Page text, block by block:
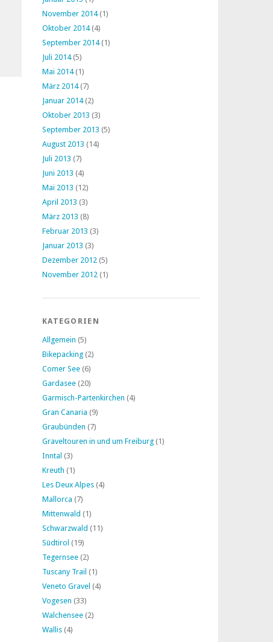
November 2014(1)
Oktober 2014(4)
September 2014(1)
Juli 2014(5)
Mai 2014(1)
März 2014(7)
Januar 2014(2)
Oktober 2013 (3)
September 2013 (5)
August 2013 (14)
Juli 2013 (7)
Juni 2013 (4)
Mai 2013 (12)
April 2013 (3)
März 2013 (8)
Februar 2013 (3)
Januar 2013 (3)
Dezember 2012 (5)
November 2012 (1)
KATEGORIEN
Allgemein (5)
Bikepacking (2)
Comer See (6)
Gardasee (20)
Garmisch-Partenkirchen (4)
Gran Canaria (9)
Graubünden (7)
Graveltouren in und um Freiburg (1)
Inntal (3)
Kreuth (1)
Les Deux Alpes (4)
Mallorca (7)
Mittenwald (1)
Schwarzwald (11)
Südtirol (19)
Tegernsee (2)
Tuscany Trail (1)
Veneto Gravel (4)
Vogesen (33)
Walchensee (2)
Wallis (4)